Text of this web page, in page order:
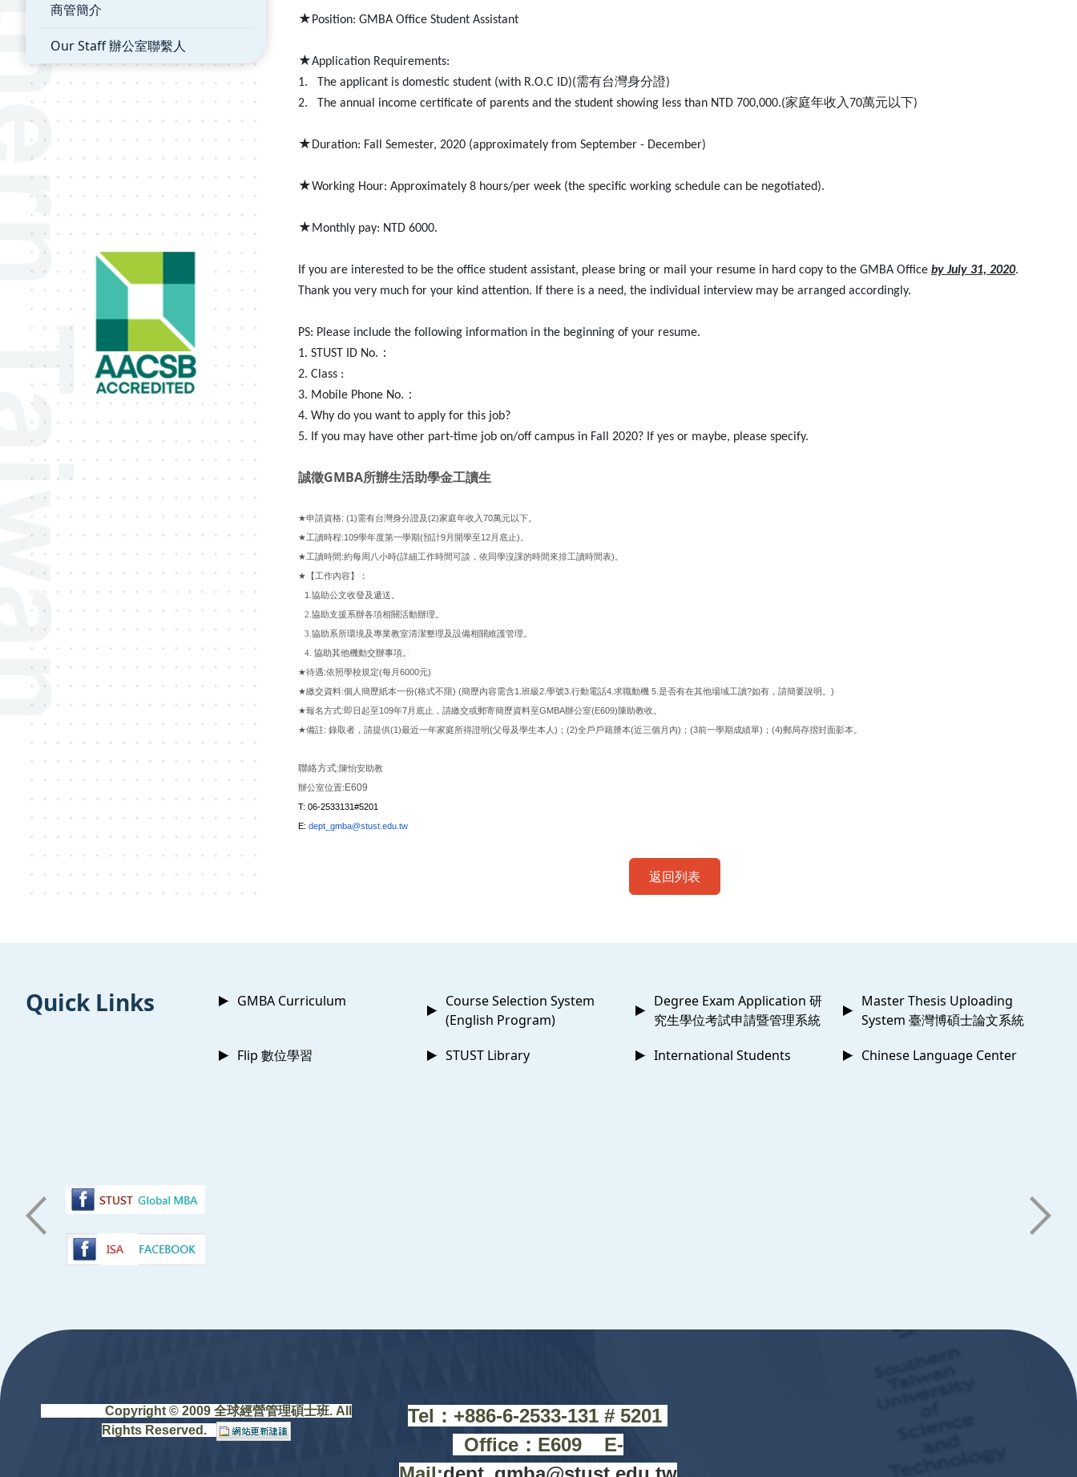
商管簡介
Our Staff 辦公室聯繫人
★ Position: GMBA Office Student Assistant
★Application Requirements:
1.
The applicant is domestic student (with R.O.C ID)(需有台灣身分證)
2.
The annual income certificate of parents and the student showing less than NTD 700,000.(家庭年收入70萬元以下)
★ Duration: Fall Semester, 2020 (approximately from September - December)
★Working Hour: Approximately 8 hours/per week (the specific working schedule can be negotiated).
★ Monthly pay: NTD 6000.
If you are interested to be the office student assistant, please bring or mail your resume in hard copy to the GMBA Office by July 31, 2020.
Thank you very much for your kind attention. If there is a need, the individual interview may be arranged accordingly.
PS: Please include the following information in the beginning of your resume.
1. STUST ID No. ：
2. Class :
3. Mobile Phone No. ：
4. Why do you want to apply for this job?
5. If you may have other part-time job on/off campus in Fall 2020? If yes or maybe, please specify.
誠徵GMBA所辦生活助學金工讀生
★申請資格: (1)需有台灣身分證及(2)家庭年收入 70萬元以下。
★工讀時程:109學年度第一學期(預計9月開學至12月底止)
★工讀時間:約每周八小時(詳細工作時間可談，依同學沒課的時間來排工讀時間表)
★ 【工作內容】 ：
1. 協助公文收發及遞送。
2. 協助支援系辦各項相關活動辦理。
3. 協助系所環境及專業教室清潔整理及設備相關維護管理。
4. 協助其他機動交辦事項。
★待遇:依照學校規定(每月 6000元)
★繳交資料:個人簡歷紙本一份(格式不限) (簡歷內容需含1. 班級2. 學號3. 行動電話4. 求職動機 5. 是否有在其他場域工讀?如有，請簡要說明。 )
★報名方式:即日起至109年7月底止，請繳交或郵寄簡歷資料至GMBA辦公室(E609) 陳助教收。
★備註: 錄取者，請提供(1)最近一年家庭所得證明(父母及學生本人 ) ； (2)全戶戶籍謄本(近三個月內) ； (3前一學期成績單) ； (4)郵局存摺封面影本。
聯絡方式:陳怡安助教
辦公室位置: E609
T: 06-2533131#5201
E: dept_gmba@stust.edu.tw
返回列表
Quick Links GMBA Curriculum
Course Selection System
(English Program)
Degree Exam Application 研
究生學位考試申請暨管理系統
Master Thesis Uploading
System 臺灣博碩士論文系統
Flip 數位學習
STUST Library International Students Chinese Language Center
Tel：+886-6-2533-131 # 5201
Office： E609 E-
Copyright © 2009 全球經營管理碩士班. All
Rights Reserved.